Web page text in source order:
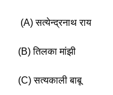
(A) सत्येन्द्रनाथ राय
(B) तिलका मांझी
(C) सत्यकाली बाबू